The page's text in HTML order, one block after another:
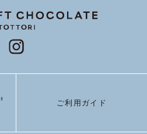
ご利用ガイド